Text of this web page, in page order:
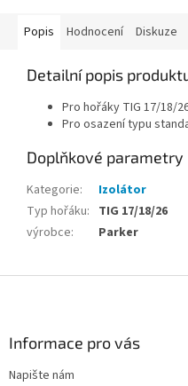
Popis Hodnocení Diskuze
Detailní popis
Pro hořáky TIG 17/18/
Pro osazení typu
Doplňkové parametry
Kategorie:
Izolátor
Typ hořáku: TIG 17/18/26
výrobce: Parker
Informace pro vás
Napište nám